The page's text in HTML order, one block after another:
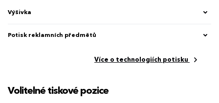
Výšivka
Potisk reklamních předmětů
Více o technologiích potisku
Volitelné tiskové pozice